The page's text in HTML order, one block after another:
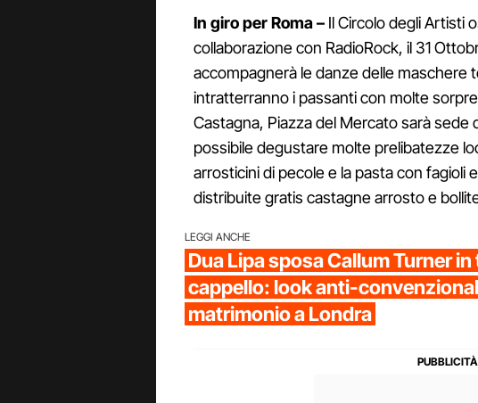
In giro per Roma – Il Circolo degli Artisti
collaborazione con RadioRock, il 31
accompagnerà le danze delle maschere
intratterranno i passanti con molte
Castagna, Piazza del Mercato sarà
possibile degustare molte prelibatezze
arrosticini di pecole e la pasta con fagioli
distribuite gratis castagne arrosto e
LEGGI ANCHE
Dua Lipa sposa Callum Turner in
cappello: look anti-
matrimonio a Londra